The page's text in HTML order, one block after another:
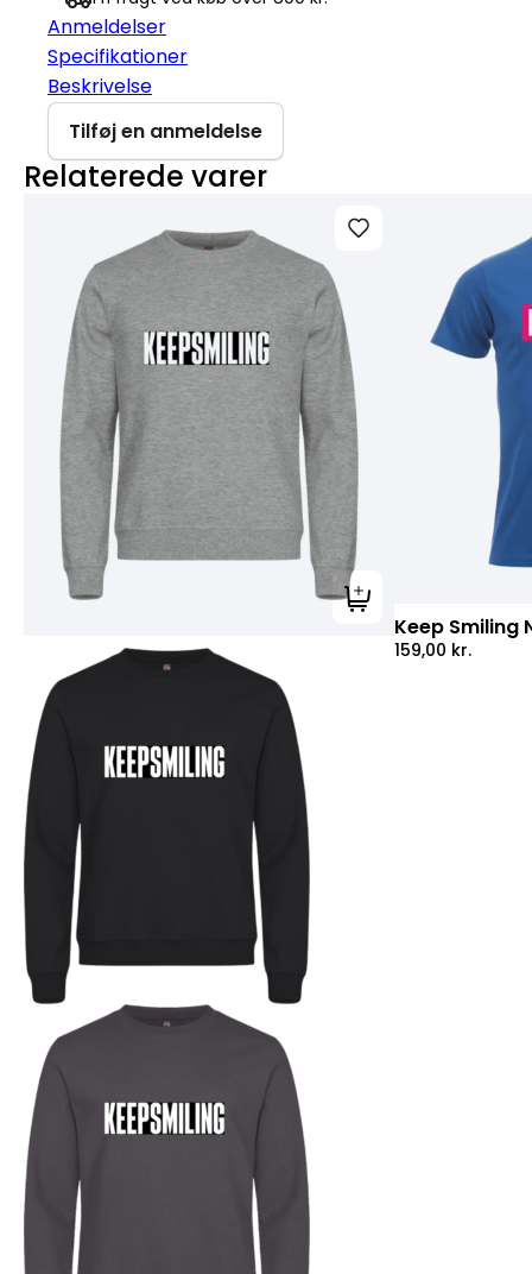
Anmeldelser
Specifikationer
Beskrivelse
Tilføj en anmeldelse
Relaterede varer
Tilføj til kurv
Keep Smiling
159,00 kr.